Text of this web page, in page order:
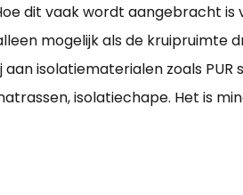
dit vaak wordt aangebracht is
mogelijk als de kruipruimte
isolatiematerialen zoals PUR
isolatiechape. Het is